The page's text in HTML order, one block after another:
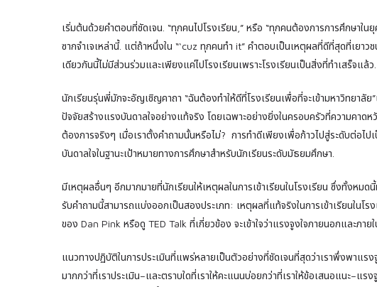
เริ่มต้นด้วยคําตอบที่ชัดเจน. “ทุกคนไปโรงเรียน,” หรือ “ทุกคนต้องการการศึกษาใ
ซากจําเจเหล่านี้. แต่ถ้าหนึ่งใน “‘cuz ทุกคนทํา it” คําตอบเป็นเหตุผลที่ดีที่สุดที่เยาว
เดียวกันนี้ไม่มีส่วนร่วมและเพียงแค่ไปโรงเรียนเพราะโรงเรียนเป็นสิ่งที่ทําเสร็จแล้ว.
นักเรียนรุ่นพี่มักจะอัญเชิญคาถา “ฉันต้องทําให้ดีที่โรงเรียนเพื่อที่จะเข้ามหาวิทยาลัย
ปัจจัยสร้างแรงบันดาลใจอย่างแท้จริง โดยเฉพาะอย่างยิ่งในครอบครัวที่ความคาด
ต้องการจริงๆ เมื่อเราตั้งคําถามนั้นหรือไม่? การทําดีเพียงเพื่อก้าวไปสู่ระดับต่อไ
บันดาลใจในฐานะเป้าหมายทางการศึกษาสําหรับนักเรียนระดับมัธยมศึกษา.
มีเหตุผลอื่นๆ อีกมากมายที่นักเรียนให้เหตุผลในการเข้าเรียนในโรงเรียน ซึ่งทั้งหม
รับคําถามนี้สามารถแบ่งออกเป็นสองประเภท: เหตุผลที่แท้จริงในการเข้าเรียนในโ
ของ Dan Pink หรือดู TED Talk ที่เกี่ยวข้อง จะเข้าใจว่าแรงจูงใจภายนอกและภายใ
แนวทางปฏิบัติในการประเมินที่แพร่หลายเป็นตัวอย่างที่ชัดเจนที่สุดว่าเราพึ่งพาแรง
มากกว่าที่เราประเมิน–และตราบใดที่เราให้คะแนนบ่อยกว่าที่เราให้ข้อเสนอแนะ–แร